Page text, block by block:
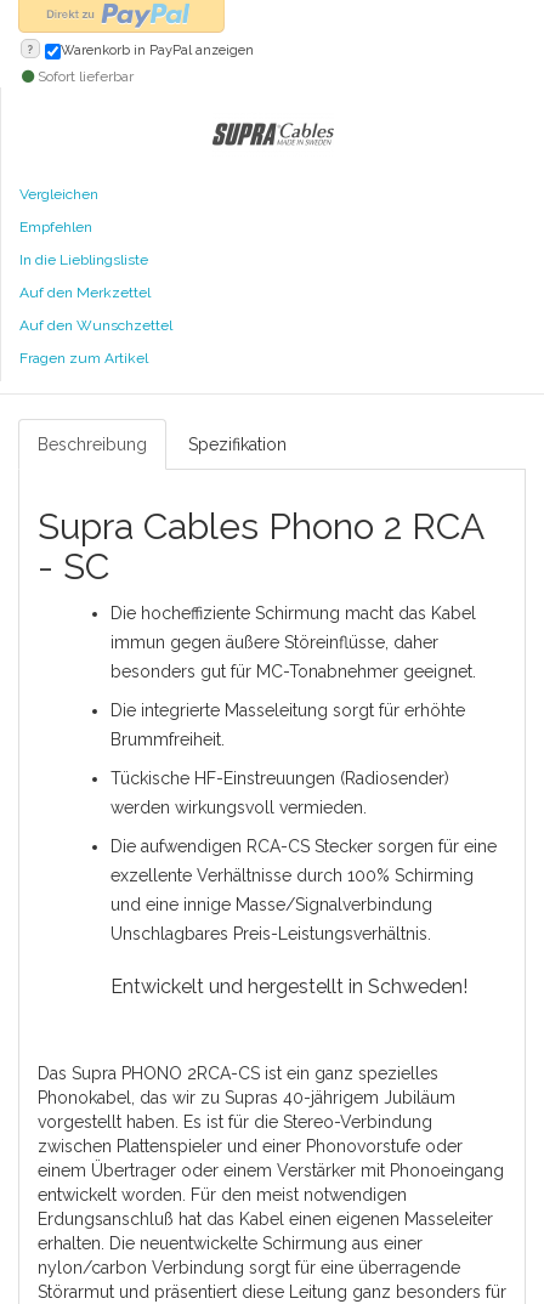
? Warenkorb in PayPal anzeigen
Sofort lieferbar
Vergleichen
Empfehlen
In die Lieblingsliste
Auf den Merkzettel
Auf den Wunschzettel
Fragen zum Artikel
Beschreibung Spezifikation
Supra Cables Phono 2 RCA
- SC
Die hocheffiziente Schirmung macht das Kabel
immun gegen äußere Störeinflüsse, daher
besonders gut für MC-Tonabnehmer geeignet.
Die integrierte Masseleitung sorgt für erhöhte
Brummfreiheit.
Tückische HF-Einstreuungen (Radiosender)
werden wirkungsvoll vermieden.
Die aufwendigen RCA-CS Stecker sorgen für eine
exzellente Verhältnisse durch 100% Schirming
und eine innige Masse/Signalverbindung
Unschlagbares Preis-Leistungsverhältnis.
Entwickelt und hergestellt in Schweden!
Das Supra PHONO 2RCA-CS ist ein ganz spezielles
Phonokabel, das wir zu Supras 40-jährigem Jubiläum
vorgestellt haben. Es ist für die Stereo-Verbindung
zwischen Plattenspieler und einer Phonovorstufe oder
einem Übertrager oder einem Verstärker mit Phonoeingang
entwickelt worden. Für den meist notwendigen
Erdungsanschluß hat das Kabel einen eigenen Masseleiter
erhalten. Die neuentwickelte Schirmung aus einer
nylon/carbon Verbindung sorgt für eine überragende
Störarmut und präsentiert diese Leitung ganz besonders für